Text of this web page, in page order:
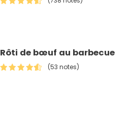
Rôti de bœuf au barbecue
(53 notes)